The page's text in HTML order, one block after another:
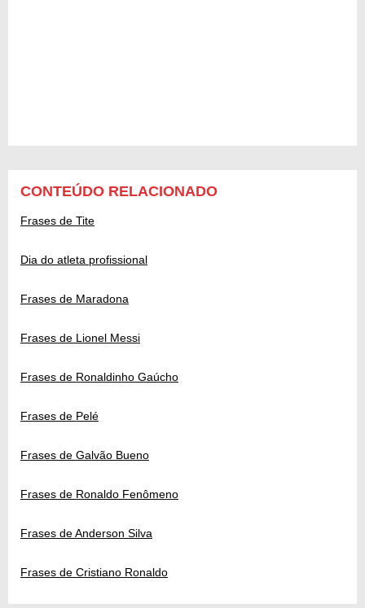
CONTEÚDO RELACIONADO
Frases de Tite
Dia do atleta profissional
Frases de Maradona
Frases de Lionel Messi
Frases de Ronaldinho Gaúcho
Frases de Pelé
Frases de Galvão Bueno
Frases de Ronaldo Fenômeno
Frases de Anderson Silva
Frases de Cristiano Ronaldo